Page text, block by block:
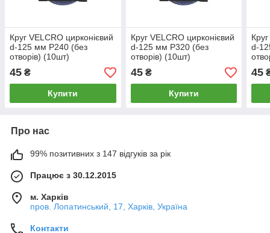
Круг VELCRO цирконієвий
d-125 мм P240 (без
отворів) (10шт)
45 ₴
Купити
Круг VELCRO цирконієвий
d-125 мм P320 (без
отворів) (10шт)
45₴
Купити
d-
45
Про нас
99% позитивних з 147 відгуків за рік
Працює з 30.12.2015
м. Харків
пров. Лопатинський, 17, Харків, Україна
Контакти